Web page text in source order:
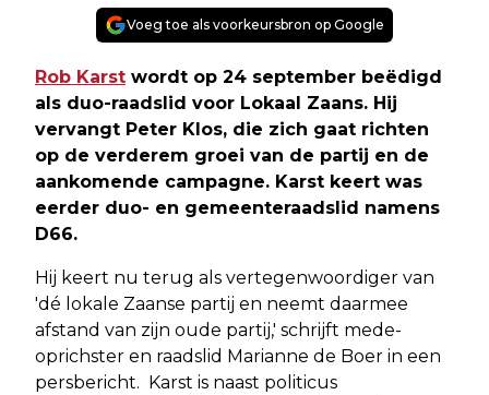
Voeg toe als voorkeursbron op Google
Rob Karst wordt op 24 september beëdigd
als duo-raadslid voor Lokaal Zaans. Hij
vervangt Peter Klos, die zich gaat richten
op de verderem groei van de partij en de
aankomende campagne. Karst keert was
eerder duo- en gemeenteraadslid namens
D66.
Hij keert nu terug als vertegenwoordiger van
'dé lokale Zaanse partij en neemt daarmee
afstand van zijn oude partij,' schrijft mede-
oprichster en raadslid Marianne de Boer in een
persbericht. Karst is naast politicus